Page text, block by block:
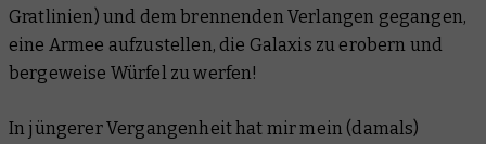
Gratlinien) und dem brennenden Verlangen gegangen,
eine Armee aufzustellen, die Galaxis zu erobern und
bergeweise Würfel zu werfen!
In jüngerer Vergangenheit hat mir mein (damals)